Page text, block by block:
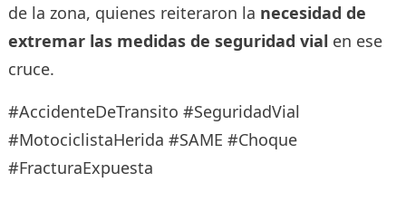
de la zona, quienes reiteraron la necesidad de
extremar las medidas de seguridad vial en ese
cruce.
#AccidenteDeTransito #SeguridadVial
#MotociclistaHerida #SAME #Choque
#FracturaExpuesta